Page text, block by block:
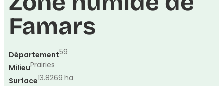
Famars
Département59
MilieuPrairies
Surface13.8269 ha